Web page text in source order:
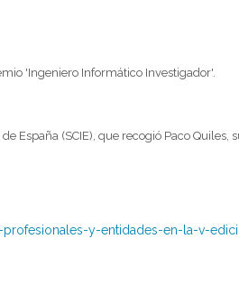
'Ingeniero Informático Investigador'.
(SCIE), que recogió Paco Quiles,
y-entidades-en-la-v-